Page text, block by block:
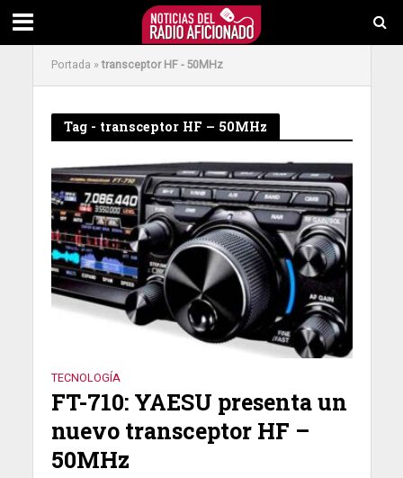
Portada »transceptor HF - 50MHz
Tag - transceptor HF – 50MHz
TECNOLOGÍA
FT-710: YAESU presenta un
nuevo transceptor HF –
50MHz